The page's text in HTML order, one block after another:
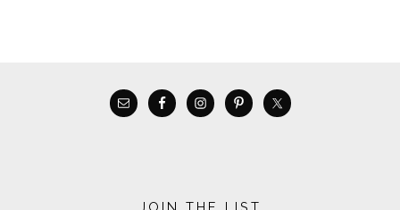
JOIN THE LIST